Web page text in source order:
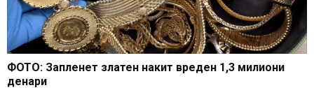
ФОТО: Запленет златен накит вреден 1,3 милиони
денари